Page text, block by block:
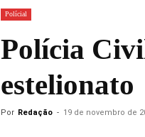
Polícial
Polícia
estelionato
Por Redação - 19 de novembro de